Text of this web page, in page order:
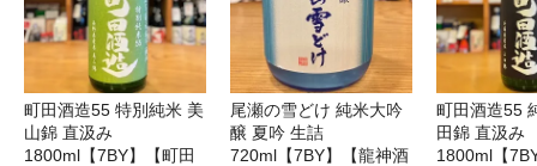
町田酒造55 特別純米 美
山錦 直汲み
1800ml【7BY】【町田
尾瀬の雪どけ 純米大吟
醸 夏吟 生詰
720ml【7BY】【龍神酒
町田酒造55
田錦 直汲み
1800ml【